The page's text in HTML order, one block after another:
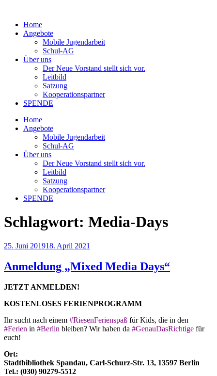
Home
Angebote
Mobile Jugendarbeit
Schul-AG
Über uns
Der Neue Vorstand stellt sich vor.
Leitbild
Satzung
Kooperationspartner
SPENDE
Home
Angebote
Mobile Jugendarbeit
Schul-AG
Über uns
Der Neue Vorstand stellt sich vor.
Leitbild
Satzung
Kooperationspartner
SPENDE
Schlagwort: Media-Days
Veröffentlicht
25. Juni 201918. April 2021
Anmeldung „Mixed Media Days“
JETZT ANMELDEN!
KOSTENLOSES FERIENPROGRAMM
Ihr sucht nach einem #RiesenFerienspaß für Kids, die in den
#Ferien in #Berlin bleiben? Wir haben da #GenauDasRichtige für
euch!
Ort:
Stadtbibliothek Spandau, Carl-Schurz-Str. 13, 13597 Berlin
Tel.: (030) 90279-5512